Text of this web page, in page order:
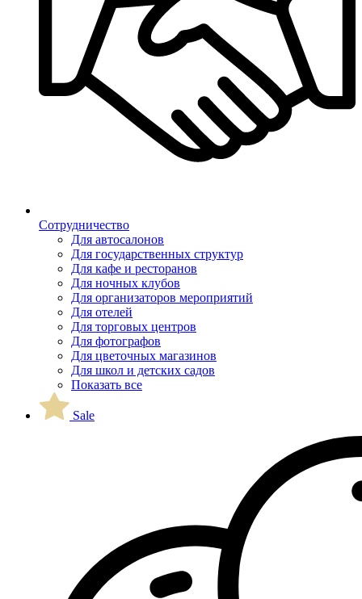
Сотрудничество
Для автосалонов
Для государственных структур
Для кафе и ресторанов
Для ночных клубов
Для организаторов мероприятий
Для отелей
Для торговых центров
Для фотографов
Для цветочных магазинов
Для школ и детских садов
Показать все
Sale